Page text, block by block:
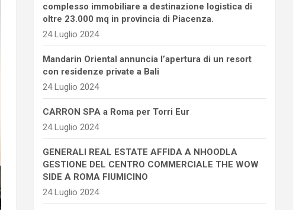
complesso immobiliare a destinazione logistica di
oltre 23.000 mq in provincia di Piacenza.
24 Luglio 2024
Mandarin Oriental annuncia l’apertura di un resort
con residenze private a Bali
24 Luglio 2024
CARRON SPA a Roma per Torri Eur
24 Luglio 2024
GENERALI REAL ESTATE AFFIDA A NHOODLA
GESTIONE DEL CENTRO COMMERCIALE THE WOW
SIDE A ROMA FIUMICINO
24 Luglio 2024